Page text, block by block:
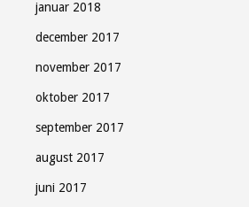
januar 2018
december 2017
november 2017
oktober 2017
september 2017
august 2017
juni 2017